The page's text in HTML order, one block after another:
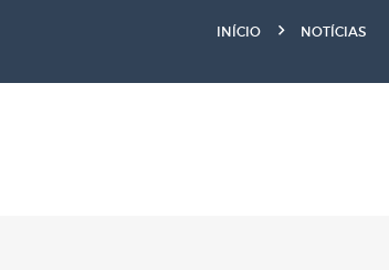
INÍCIO NOTÍCIAS